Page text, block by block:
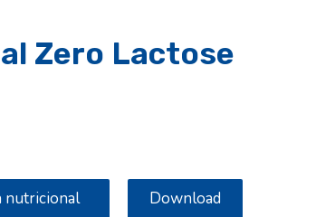
Zero Lactose
nutricional Download